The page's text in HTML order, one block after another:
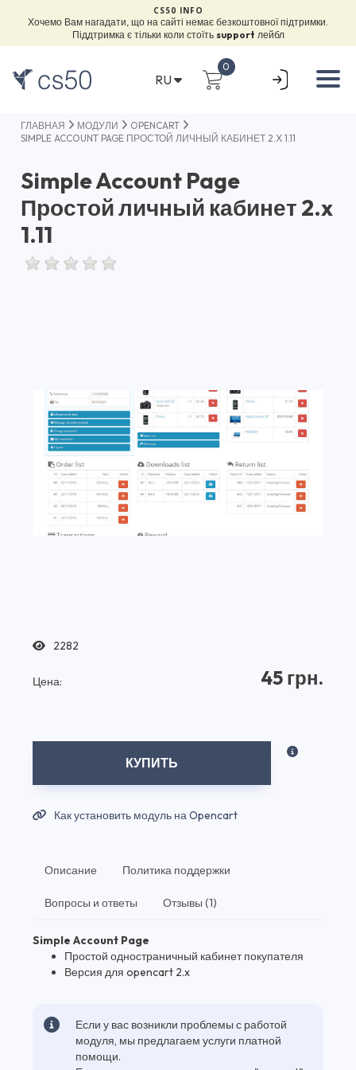
CS50 INFO
Хочемо Вам нагадати, що на сайті немає безкоштовної підтримки.
Піддтримка є тільки коли стоїть support лейбл
RU
0
ГЛАВНАЯ МОДУЛИ
OPENCART
SIMPLE ACCOUNT PAGE ПРОСТОЙ ЛИЧНЫЙ КАБИНЕТ 2.X 1.11
Simple Account Page
Простой личный кабинет 2.x
1.11
2282
Цена: 45 грн.
КУПИТЬ
Как установить модуль на Opencart
Описание Политика поддержки
Вопросы и ответы Отзывы (1)
Simple Account Page
Простой одностраничный кабинет покупателя
Версия для opencart 2.x
Если у вас возникли проблемы с работой
модуля, мы предлагаем услуги платной
помощи.